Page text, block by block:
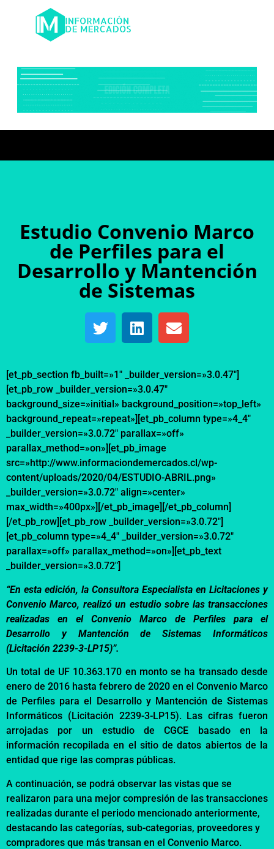
Estudio Convenio Marco
de Perfiles para el
Desarrollo y Mantención
de Sistemas
[et_pb_section fb_built=»1″ _builder_version=»3.0.47″]
[et_pb_row _builder_version=»3.0.47″
background_size=»initial» background_position=»top_left»
background_repeat=»repeat»][et_pb_column type=»4_4″
_builder_version=»3.0.72″ parallax=»off»
parallax_method=»on»][et_pb_image
src=»http://www.informaciondemercados.cl/wp-
content/uploads/2020/04/ESTUDIO-ABRIL.png»
_builder_version=»3.0.72″ align=»center»
max_width=»400px»][/et_pb_image][/et_pb_column]
[/et_pb_row][et_pb_row _builder_version=»3.0.72″]
[et_pb_column type=»4_4″ _builder_version=»3.0.72″
parallax=»off» parallax_method=»on»][et_pb_text
_builder_version=»3.0.72″]
“En esta edición, la Consultora Especialista en Licitaciones y
Convenio Marco, realizóun estudio sobre las transacciones
realizadas en elConvenio Marco de Perfiles para el
Desarrollo y Mantención de Sistemas Informáticos
(Licitación 2239-3-LP15)”.
Un total de UF 10.363.170 en monto se ha transadodesde
enero de 2016 hasta febrero de 2020 en el Convenio Marco
de Perfiles para el Desarrollo y Mantención de Sistemas
Informáticos (Licitación 2239-3-LP15). Las cifras fueron
arrojadas por un estudio de CGCE basado en la
información recopilada en el sitio de datos abiertos de la
entidad que rige las compras públicas.
A continuación, se podrá observar las vistas que se
realizaron para una mejor compresión de las transacciones
realizadas durante el periodo mencionado anteriormente,
destacando las categorías, sub-categorias, proveedores y
compradores que más transan en el Convenio Marco.